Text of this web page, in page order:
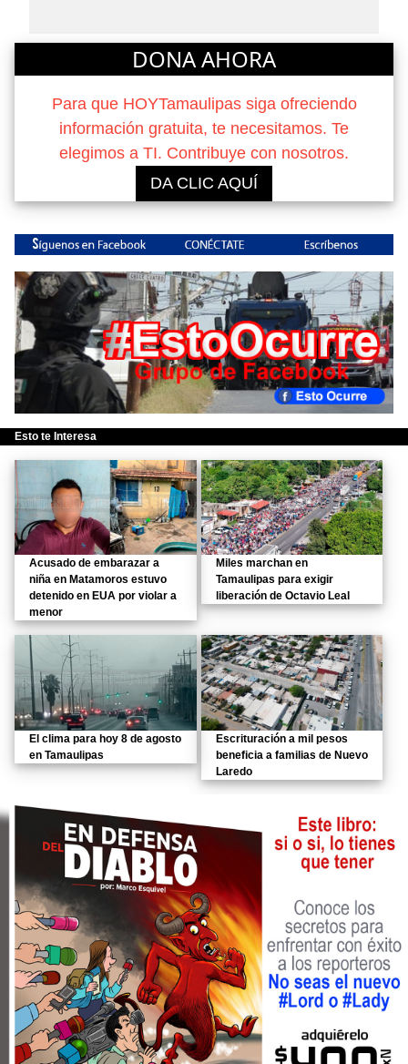
DONA AHORA
Para que HOYTamaulipas siga ofreciendo
información gratuita, te necesitamos. Te
elegimos a TI. Contribuye con nosotros.
DA CLIC AQUÍ
Esto te Interesa
Acusado de embarazar a
niña en Matamoros estuvo
detenido en EUA por violar a
menor
Miles marchan en
Tamaulipas para exigir
liberación de Octavio Leal
El clima para hoy 8 de agosto
en Tamaulipas
Escrituración a mil pesos
beneficia a familias de Nuevo
Laredo